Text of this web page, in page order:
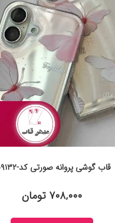
قاب گوشی پروانه صورتی کد-۲۰۹۱۳۲
۷۰۸,۰۰۰ تومان